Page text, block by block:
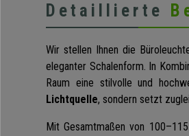
Detaillierte
Wir stellen Ihnen die
eleganter Schalenform. In
Raum eine stilvolle und
Lichtquelle, sondern setzt
Mit Gesamtmaßen von